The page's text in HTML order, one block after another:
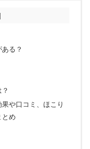
る？
や口コミ、ほこり
とめ